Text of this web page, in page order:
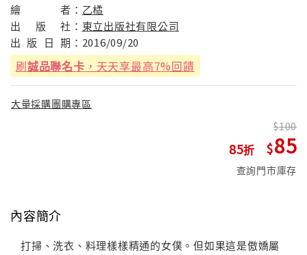
繪
者： 乙橘
出
版 社： 東立出版社有限公司
出 版 日 期： 2016/09/20
刷誠品聯名卡 ，天天享最高7%回饋
大量採購團購專區
85
100
85
查詢門市庫存
內容簡介
打掃、洗衣、料理樣樣精通的女僕。但如果這是傲嬌屬